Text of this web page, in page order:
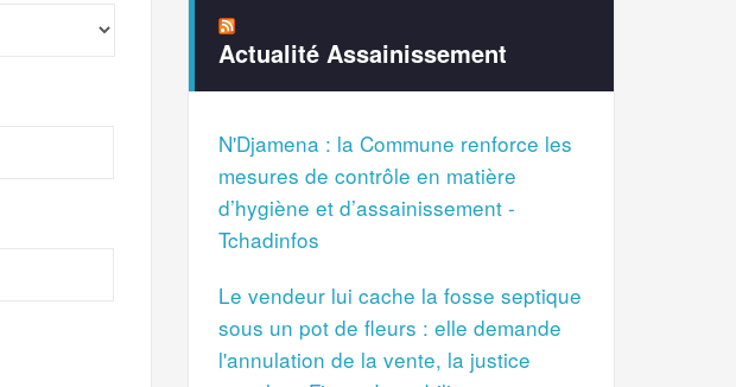
Actualité Assainissement
N'Djamena : la Commune renforce les
mesures de contrôle en matière
d’hygiène et d’assainissement -
Tchadinfos
Le vendeur lui cache la fosse septique
sous un pot de fleurs : elle demande
l'annulation de la vente, la justice